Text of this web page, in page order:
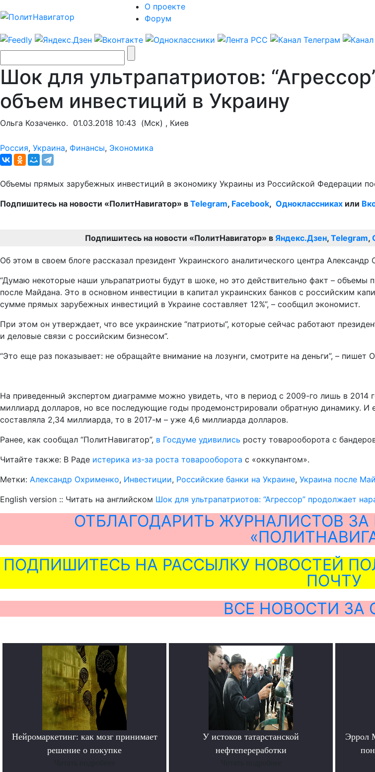
О проекте
Форум
Шок для ультрапатриотов:
объем инвестиций в Украину
Ольга Козаченко. 01.03.2018 10:43 (Мск) , Киев
Россия, Украина, Финансы, Экономика
Объемы прямых зарубежных инвестиций в экономику Украины из Российской Федерации
Подпишитесь на новости «ПолитНавигатор» в Telegram, Facebook, Одноклассниках или
Подпишитесь на новости «ПолитНавигатор» в Яндекс.Дзен, Telegram,
Об этом в своем блоге рассказал президент Украинского аналитического центра Александр
“Думаю некоторые наши ульрапатриоты будут в шоке, но это действительно факт –
после Майдана. Это в основном инвестиции в капитал украинских банков с российским
сумме прямых зарубежных инвестиций в Украине составляет 12%”, – сообщил экономист.
При этом он утверждает, что все украинские “патриоты”, которые сейчас работают
и деловые связи с российским бизнесом”.
“Это еще раз показывает: не обращайте внимание на лозунги, смотрите на деньги”, – пишет
На приведенный экспертом диаграмме можно увидеть, что в период с 2009-го лишь в 2014
миллиард долларов, но все последующие годы продемонстрировали обратную динамику.
составляла 2,34 миллиарда, то в 2017-м – уже 4,6 миллиарда долларов.
Ранее, как сообщал “ПолитНавигатор”, в Госдуме удивились росту товарооборота с
Читайте также: В Раде истерика из-за роста товарооборота с «оккупантом».
Метки: Александр Охрименко, Инвестиции, Российские банки на Украине, Украина после
English version :: Читать на английском Шок для ультрапатриотов: “Агрессор” продолжает
ОТБЛАГОДАРИТЬ ЖУРНАЛИСТОВ
ПОДПИШИТЕСЬ НА РАССЫЛКУ НОВОСТЕЙ
ПОЧТУ
ВСЕ НОВОСТИ ЗА
Нейромаркетинг: как мозг принимает
решение о покупке
У истоков татарстанской
нефтепереработки
Эррол